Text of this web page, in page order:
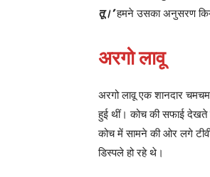
तू।’हमने उसका अनुसरण
अरगो लावू
अरगो लावू एक शानदार
हुई थीं। कोच की सफाई देखते
कोच में सामने की ओर लगे
डिस्पले हो रहे थे।